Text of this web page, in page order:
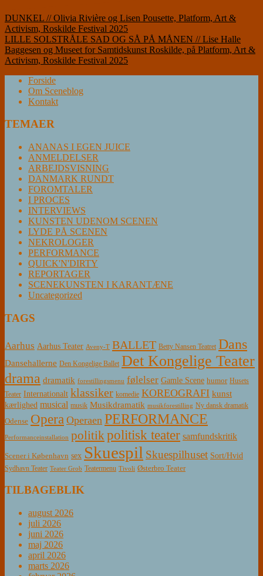
Indlægsnavigation
DUNKEL // Olivia Rivière og Lisen Pousette, Platform, Art &
Activism, Roskilde Festival 2025
LILLE SOLSTRÅLE SAD OG SÅ PÅ MÅNEN // Lise Halle
Baggesen og Museet for Samtidskunst Roskilde, på Platform, Art &
Activism, Roskilde Festival 2025
Forside
Om Sceneblog
Kontakt
TEMAER
ANANAS I EGEN JUICE
ANMELDELSER
ARBEJDSVISNING
DANMARK RUNDT
FOROMTALER
I PROCES
INTERVIEWS
KUNSTEN UDENOM SCENEN
LYDE PÅ SCENEN
NEKROLOGER
PERFORMANCE
QUICK'N'DIRTY
REPORTAGER
SCENEKUNSTEN I KARANTÆNE
Uncategorized
TAGS
Aarhus Aarhus Teater Aveny-T BALLET Betty Nansen Teatret Dans
Dansehallerne Den Kongelige Ballet Det Kongelige Teater
drama dramatik forestillingsmenu følelser Gamle Scene humor Husets
Teater Internationalt klassiker komedie KOREOGRAFI kunst
kærlighed musical musik Musikdramatik musikforestilling Ny dansk dramatik
Odense Opera Operaen PERFORMANCE
Performanceinstallation politik politisk teater samfundskritik
Scener i København sex Skuespil Skuespilhuset Sort/Hvid
Sydhavn Teater Teater Grob Teatermenu Tivoli Østerbro Teater
TILBAGEBLIK
august 2026
juli 2026
juni 2026
maj 2026
april 2026
marts 2026